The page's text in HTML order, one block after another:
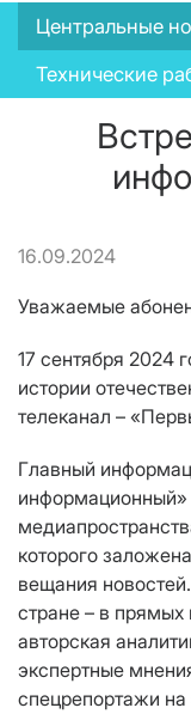
News
menu
Центральные
Технические
16.09.2024
Уважаемые
17 сентября 2024
истории
телеканал –
Главный
информационный»
которого
вещания
стране – в
авторская
экспертные
спецрепортажи на